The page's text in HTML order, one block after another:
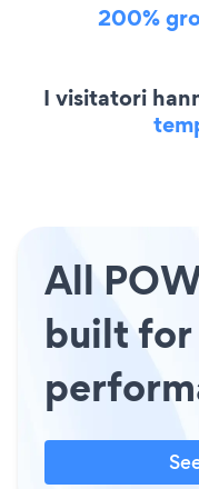
200%
I visitatori
All
built for